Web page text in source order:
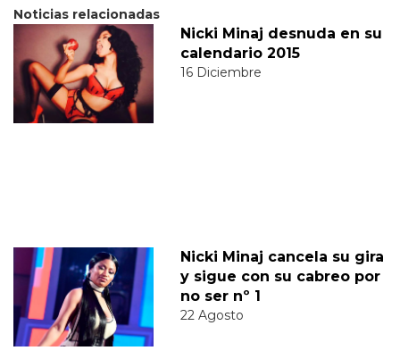
Noticias relacionadas
Nicki Minaj desnuda en su
calendario 2015
16 Diciembre
Nicki Minaj cancela su gira
y sigue con su cabreo por
no ser nº 1
22 Agosto